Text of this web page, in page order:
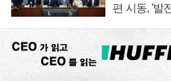
편 시동, '발